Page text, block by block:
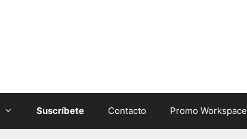
Suscríbete Contacto Promo Workspace